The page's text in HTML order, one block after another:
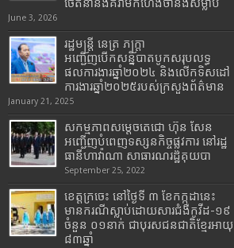
ចេតនានិងគំរាមកំហែងថានឹងសម្លាប់
June 3, 2026
រដ្ឋមន្រ្តី​ នេត្រ​ ភក្ត្រា​
អញ្ជើញបើកសន្និបាតបូកសរុបលទ្ធ
ផលការងារឆ្នាំ២០២៤ និងលើកទិសដៅ
ការងារឆ្នាំ២០២៥របស់​ក្រសួង​ព័ត៌មាន​
January 21, 2025
សកម្មភាពសម្តេចតេជោ ហ៊ុន សែន
អញ្ជើញបំពេញទស្សនកិច្ចផ្លូវការ នៅរដ្ឋ
ធានីហាវ៉ាណា សាធារណរដ្ឋគុយបា
September 25, 2022
ខេត្តក្រចេះ នៅថ្ងៃទី ៣ ខែកក្កដានេះ
មានករណីស្លាប់ដោយសារជំងឺកូវីដ-១៩
ចំនួន ០១នាក់ ជាបុរសជនជាតិខ្មែរអាយុ
៨៣ឆ្នាំ